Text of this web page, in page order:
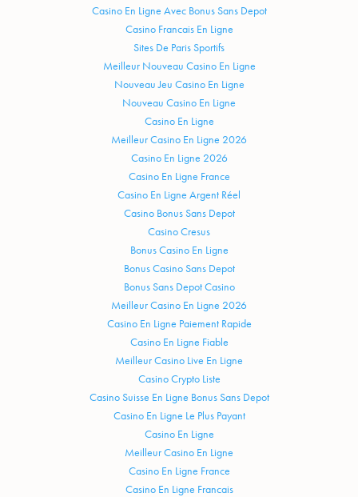
Casino En Ligne Avec Bonus Sans Depot
Casino Francais En Ligne
Sites De Paris Sportifs
Meilleur Nouveau Casino En Ligne
Nouveau Jeu Casino En Ligne
Nouveau Casino En Ligne
Casino En Ligne
Meilleur Casino En Ligne 2026
Casino En Ligne 2026
Casino En Ligne France
Casino En Ligne Argent Réel
Casino Bonus Sans Depot
Casino Cresus
Bonus Casino En Ligne
Bonus Casino Sans Depot
Bonus Sans Depot Casino
Meilleur Casino En Ligne 2026
Casino En Ligne Paiement Rapide
Casino En Ligne Fiable
Meilleur Casino Live En Ligne
Casino Crypto Liste
Casino Suisse En Ligne Bonus Sans Depot
Casino En Ligne Le Plus Payant
Casino En Ligne
Meilleur Casino En Ligne
Casino En Ligne France
Casino En Ligne Francais